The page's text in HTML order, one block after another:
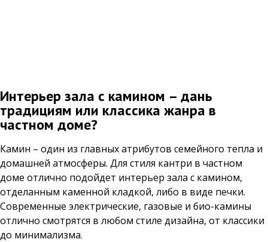
Интерьер зала с камином – дань
традициям или классика жанра в
частном доме?
Камин – один из главных атрибутов семейного тепла и
домашней атмосферы. Для стиля кантри в частном
доме отлично подойдет интерьер зала с камином,
отделанным каменной кладкой, либо в виде печки.
Современные электрические, газовые и био-камины
отлично смотрятся в любом стиле дизайна, от классики
до минимализма.